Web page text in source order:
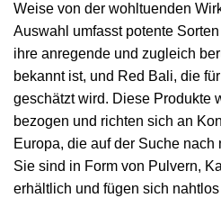
Weise von der wohltuenden
Auswahl umfasst potente
ihre anregende und zugleich
bekannt ist, und Red Bali, die
geschätzt wird. Diese Produkte
bezogen und richten sich an
Europa, die auf der Suche
Sie sind in Form von Pulvern,
erhältlich und fügen sich